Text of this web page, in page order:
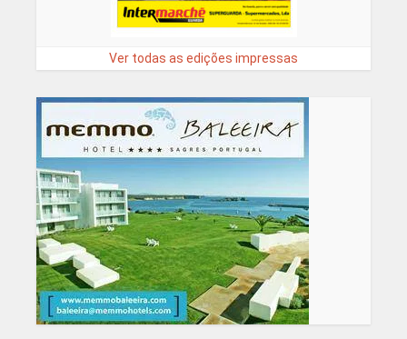
Ver todas as edições impressas